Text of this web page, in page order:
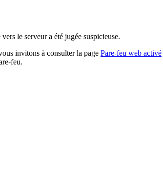
le serveur a été jugée suspicieuse.
invitons à consulter la page Pare-feu web activé
feu.